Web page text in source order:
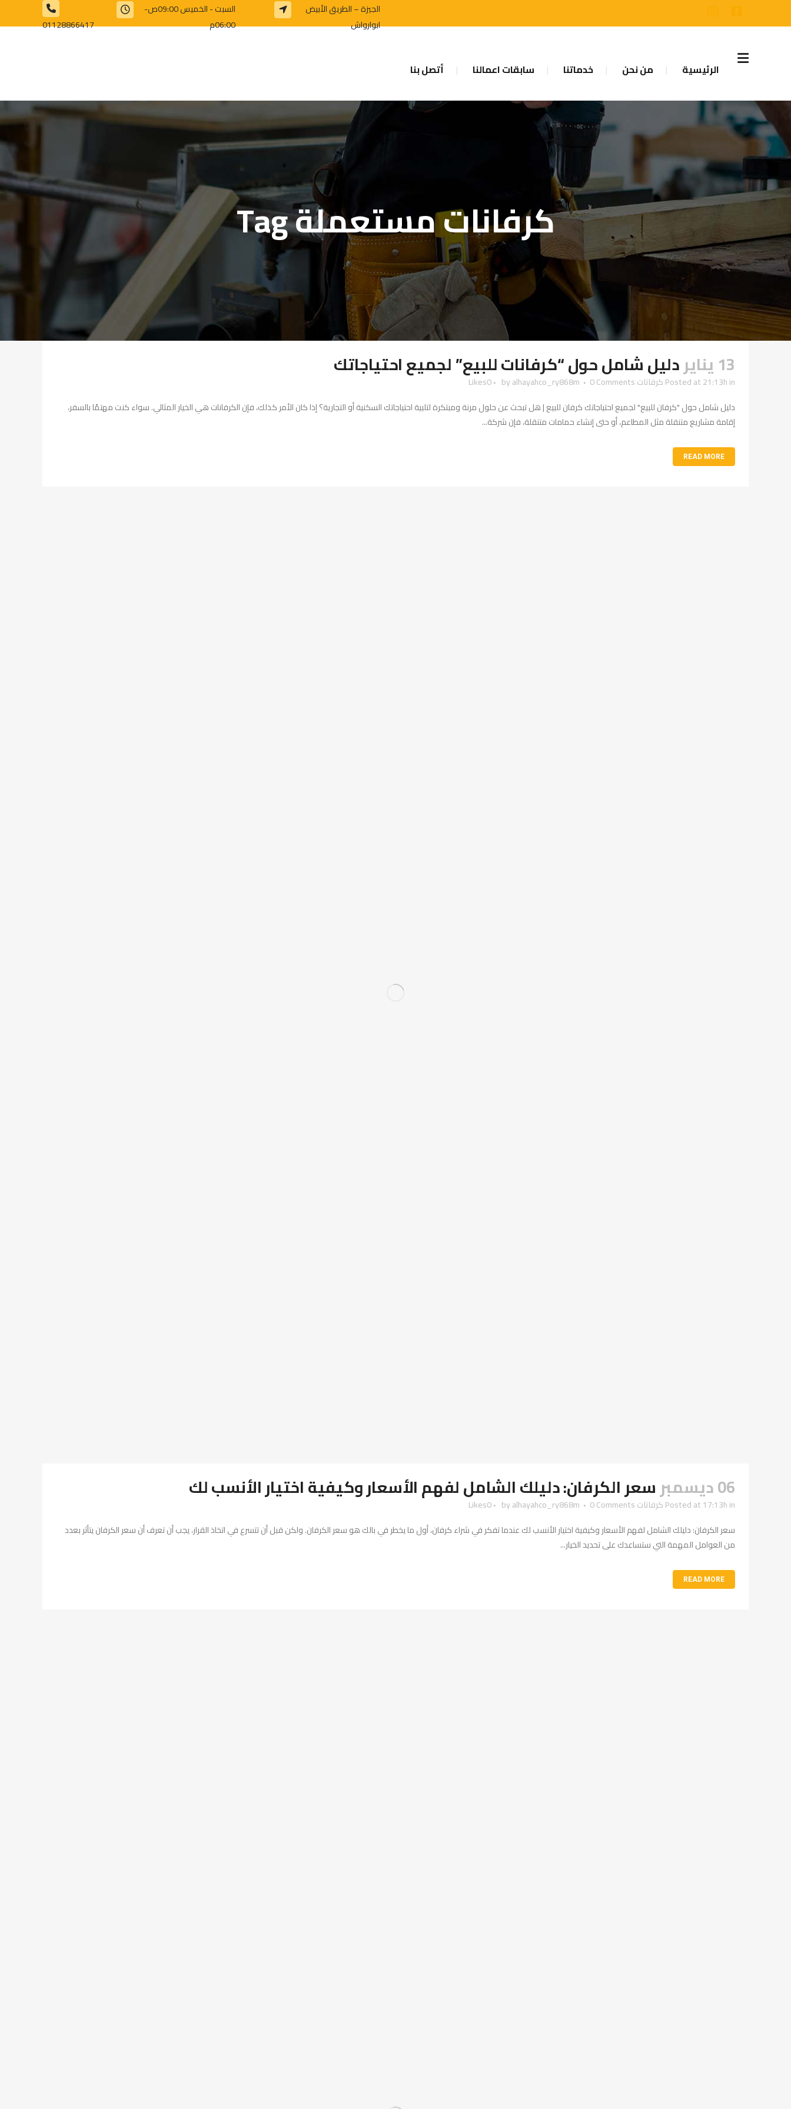
الجيزة – الطريق الأبيض
ابوارواش
السبت - الخميس 09:00ص-
06:00م
01128866417⁩
الرئيسية من نحن خدماتنا سابقات اعمالنا أتصل بنا
كرفانات مستعملة Tag
13 يناير دليل شامل حول “كرفانات للبيع” لجميع احتياجاتك
Posted at 21:13hin كرفانات byalhayahco_ry868m 0 Comments
0
Likes
دليل شامل حول "كرفان للبيع" لجميع احتياجاتك كرفان للبيع | هل تبحث عن حلول مرنة ومبتكرة لتلبية احتياجاتك السكنية أو التجارية؟ إذا كان الأمر كذلك، فإن الكرفانات هي الخيار المثالي. سواء كنت مهتمًا بالسفر،
إقامة مشاريع متنقلة مثل المطاعم، أو حتى إنشاء حمامات متنقلة، فإن شركة...
READ MORE
06 ديسمبر سعر الكرفان: دليلك الشامل لفهم الأسعار وكيفية اختيار الأنسب لك
Posted at 17:13hin كرفانات byalhayahco_ry868m 0 Comments
0
Likes
سعر الكرفان: دليلك الشامل لفهم الأسعار وكيفية اختيار الأنسب لك عندما تفكر في شراء كرفان، أول ما يخطر في بالك هو سعر الكرفان. ولكن قبل أن تتسرع في اتخاذ القرار، يجب أن تعرف أن سعر الكرفان يتأثر بعدد
من العوامل المهمة التي ستساعدك على تحديد الخيار...
READ MORE